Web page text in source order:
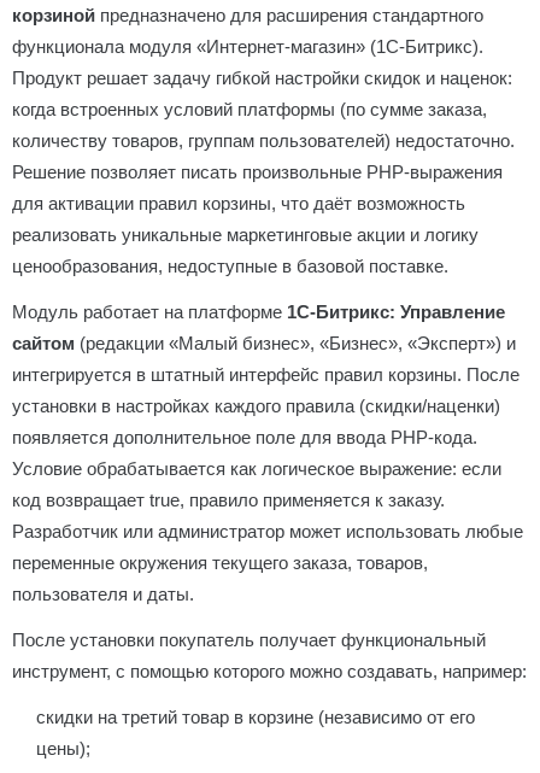
корзиной предназначено для расширения стандартного
функционала модуля «Интернет-магазин» (1С-Битрикс).
Продукт решает задачу гибкой настройки скидок и наценок:
когда встроенных условий платформы (по сумме заказа,
количеству товаров, группам пользователей) недостаточно.
Решение позволяет писать произвольные PHP-выражения
для активации правил корзины, что даёт возможность
реализовать уникальные маркетинговые акции и логику
ценообразования, недоступные в базовой поставке.
Модуль работает на платформе 1С-Битрикс: Управление
сайтом (редакции «Малый бизнес», «Бизнес», «Эксперт») и
интегрируется в штатный интерфейс правил корзины. После
установки в настройках каждого правила (скидки/наценки)
появляется дополнительное поле для ввода PHP-кода.
Условие обрабатывается как логическое выражение: если
код возвращает true, правило применяется к заказу.
Разработчик или администратор может использовать любые
переменные окружения текущего заказа, товаров,
пользователя и даты.
После установки покупатель получает функциональный
инструмент, с помощью которого можно создавать, например:
скидки на третий товар в корзине (независимо от его
цены);